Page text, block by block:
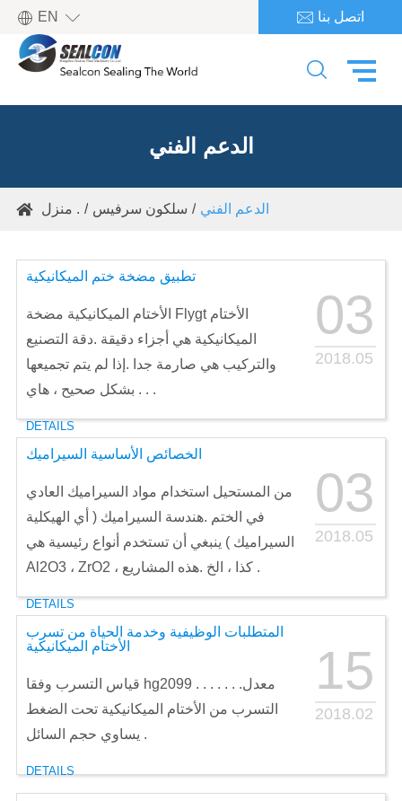
EN   اتصل بنا

الدعم الفني
 منزل . سلكون سرفيس الدعم الفني
تطبيق مضخة ختم الميكانيكية
03
2018.05
الأختام الميكانيكية مضخة Flygt الأختام
الميكانيكية هي أجزاء دقيقة .دقة التصنيع
والتركيب هي صارمة جدا .إذا لم يتم تجميعها
بشكل صحيح ، هاي . . .
DETAILS
الخصائص الأساسية السيراميك
03
2018.05
من المستحيل استخدام مواد السيراميك العادي
في الختم .هندسة السيراميك ( أي الهيكلية
السيراميك ) ينبغي أن تستخدم أنواع رئيسية هي
Al2O3 ، ZrO2 ، كذا ، الخ .هذه المشاريع .
DETAILS
المتطلبات الوظيفية وخدمة الحياة من تسرب
الأختام الميكانيكية
15
2018.02
قياس التسرب وفقا hg2099 . . . . . . .معدل
التسرب من الأختام الميكانيكية تحت الضغط
يساوي حجم السائل .
DETAILS